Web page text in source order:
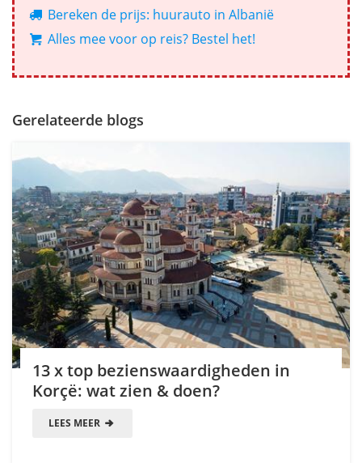
Bereken de prijs: huurauto in Albanië
Alles mee voor op reis? Bestel het!
Gerelateerde blogs
13 x top bezienswaardigheden in
Korçë: wat zien & doen?
LEES MEER